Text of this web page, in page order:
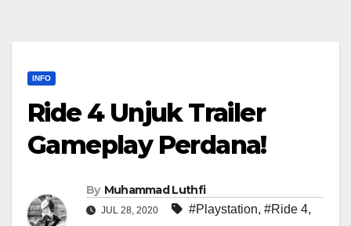
INFO
Ride 4 Unjuk Trailer
Gameplay Perdana!
By Muhammad Luthfi
JUL 28, 2020 #Playstation, #Ride 4,